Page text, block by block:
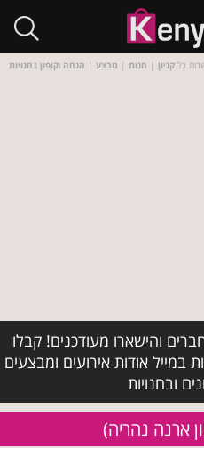
כל קניון | חנות | מבצע | הנחה וקופון בחנויות
והישארו מעודכנים! קבלו
במייל אודות אירועים ומבצעים
ובחנויות
ארנה נהריה)